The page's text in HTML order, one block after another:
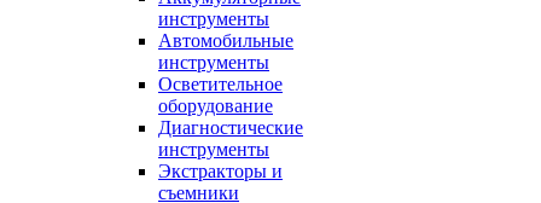
инструменты
Автомобильные
инструменты
Осветительное
оборудование
Диагностические
инструменты
Экстракторы и
съемники